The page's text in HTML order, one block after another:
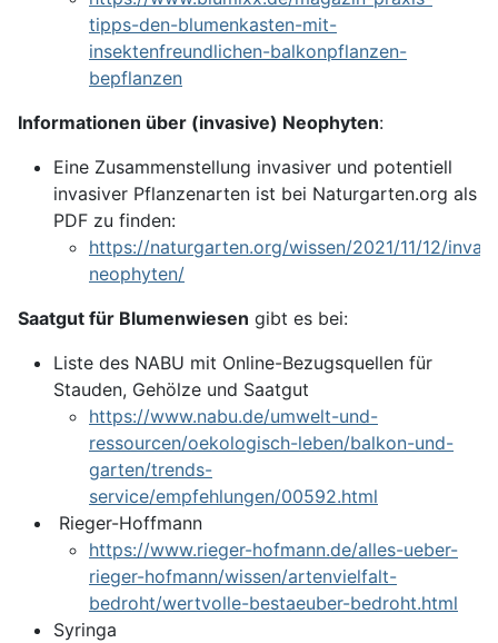
tipps-den-blumenkasten-mit-
insektenfreundlichen-balkonpflanzen-
bepflanzen
Informationen über (invasive) Neophyten:
Eine Zusammenstellung invasiver und potentiell
invasiver Pflanzenarten ist bei Naturgarten.org als
PDF zu finden:
https://naturgarten.org/wissen/2021/11/12/
neophyten/
Saatgut für Blumenwiesen gibt es bei:
Liste des NABU mit Online-Bezugsquellen für
Stauden, Gehölze und Saatgut
https://www.nabu.de/umwelt-und-
ressourcen/oekologisch-leben/balkon-und-
garten/trends-
service/empfehlungen/00592.html
Rieger-Hoffmann
https://www.rieger-hofmann.de/alles-ueber-
rieger-hofmann/wissen/artenvielfalt-
bedroht/wertvolle-bestaeuber-bedroht.html
Syringa